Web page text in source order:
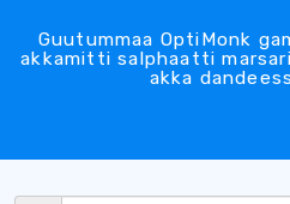
Guutummaa OptiMonk
akkamitti salphaatti
akka